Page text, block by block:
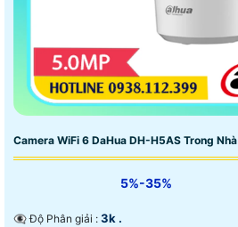
Camera WiFi 6 DaHua DH-H5AS Trong Nhà
5%-35%
👁️‍🗨 Độ Phân giải : 3k .